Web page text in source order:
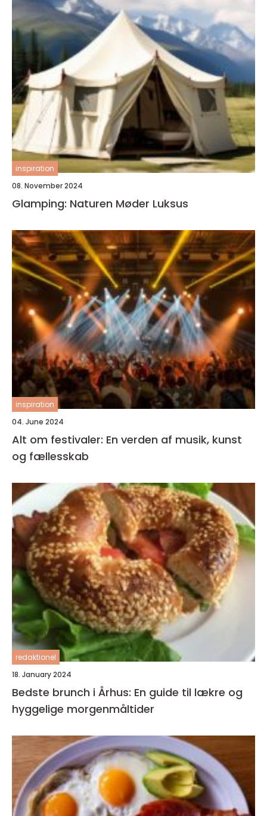
inspiration
08. November 2024
Glamping: Naturen Møder Luksus
inspiration
04. June 2024
Alt om festivaler: En verden af musik, kunst
og fællesskab
redaktionel
18. January 2024
Bedste brunch i Århus: En guide til lækre og
hyggelige morgenmåltider